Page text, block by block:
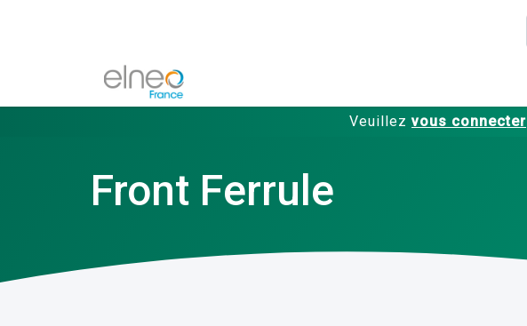
Veuillez vous connecter
Front Ferrule